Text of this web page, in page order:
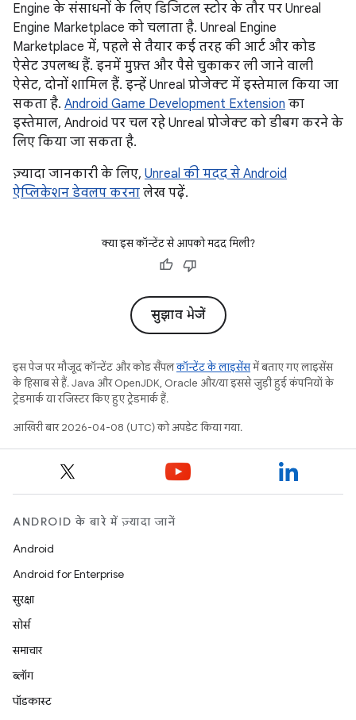
Engine के संसाधनों के लिए डिजिटल स्टोर के तौर पर Unreal
Engine Marketplace को चलाता है. Unreal Engine
Marketplace में, पहले से तैयार कई तरह की आर्ट और कोड
ऐसेट उपलब्ध हैं. इनमें मुफ़्त और पैसे चुकाकर ली जाने वाली
ऐसेट, दोनों शामिल हैं. इन्हें Unreal प्रोजेक्ट में इस्तेमाल किया जा
सकता है. Android Game Development Extension का
इस्तेमाल, Android पर चल रहे Unreal प्रोजेक्ट को डीबग करने के
लिए किया जा सकता है.
ज़्यादा जानकारी के लिए, Unreal की मदद से Android
ऐप्लिकेशन डेवलप करना लेख पढ़ें.
क्या इस कॉन्टेंट से आपको मदद मिली?
सुझाव भेजें
इस पेज पर मौजूद कॉन्टेंट और कोड सैंपलकॉन्टेंट के लाइसेंसमें बताए गए लाइसेंस
के हिसाब से हैं. Java और OpenJDK, Oracle और/या इससे जुड़ी हुई कंपनियों के
ट्रेडमार्क या रजिस्टर किए हुए ट्रेडमार्क हैं.
आखिरी बार 2026-04-08 (UTC) को अपडेट किया गया.
ANDROID के बारे में ज़्यादा जानें
Android
Android for Enterprise
सुरक्षा
सोर्स
समाचार
ब्लॉग
पॉडकास्ट